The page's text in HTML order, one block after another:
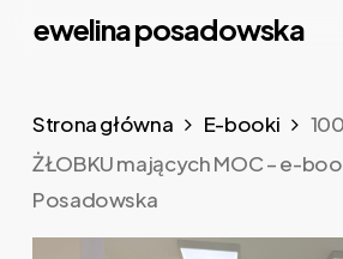
content
ewelina posadowska
Strona główna E-booki
ŻŁOBKU mających MOC – e-
Posadowska